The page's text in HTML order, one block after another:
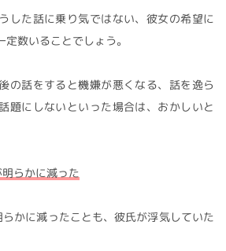
した話に乗り気ではない、彼女の希望に
数いることでしょう。
の話をすると機嫌が悪くなる、話を逸ら
題にしないといった場合は、おかしいと
らかに減った
かに減ったことも、彼氏が浮気していた